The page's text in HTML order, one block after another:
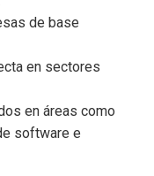
de base
en sectores
en áreas como
software e